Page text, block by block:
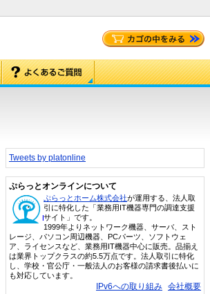
Tweets by platonline
ぷらっとオンラインについて
ぷらっとホーム株式会社が運用する、法人取
引に特化した「業務用IT機器専門の調達支援
サイト」です。
1999年よりネットワーク機器、サーバ、スト
レージ、パソコン周辺機器、PCパーツ、ソフトウェ
ア、ライセンスなど、業務用IT機器中心に販売。品揃え
は業界トップクラスの約5.5万点です。法人取引に特化
し、学校・官公庁・一般法人のお客様の請求書後払いに
も対応しています。
IPv6への取り組み 会社概要